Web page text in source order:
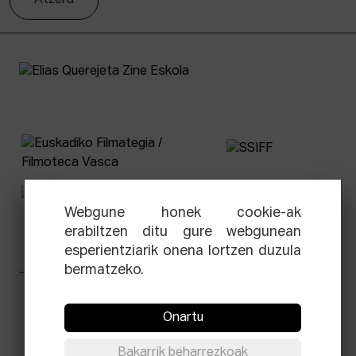
Webgune honek cookie-ak
erabiltzen ditu gure webgunean
esperientziarik onena lortzen duzula
bermatzeko.
Onartu
Bakarrik beharrezkoak